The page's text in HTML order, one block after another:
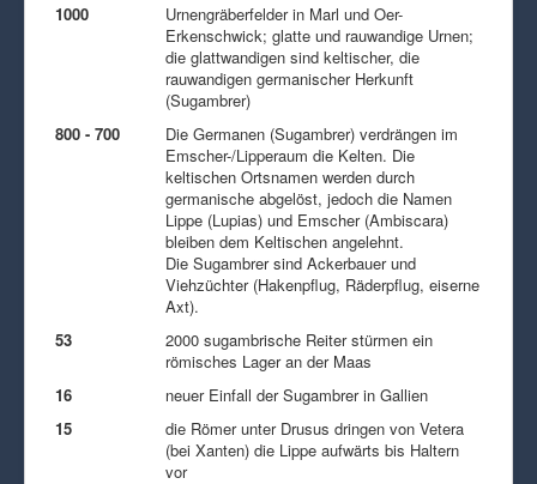
1000
Urnengräberfelder in Marl und Oer-
Erkenschwick; glatte und rauwandige Urnen;
die glattwandigen sind keltischer, die
rauwandigen germanischer Herkunft
(Sugambrer)
800 - 700
Die Germanen (Sugambrer) verdrängen im
Emscher-/Lipperaum die Kelten. Die
keltischen Ortsnamen werden durch
germanische abgelöst, jedoch die Namen
Lippe (Lupias) und Emscher (Ambiscara)
bleiben dem Keltischen angelehnt.
Die Sugambrer sind Ackerbauer und
Viehzüchter (Hakenpflug, Räderpflug, eiserne
Axt).
53
2000 sugambrische Reiter stürmen ein
römisches Lager an der Maas
16
neuer Einfall der Sugambrer in Gallien
15
die Römer unter Drusus dringen von Vetera
(bei Xanten) die Lippe aufwärts bis Haltern
vor